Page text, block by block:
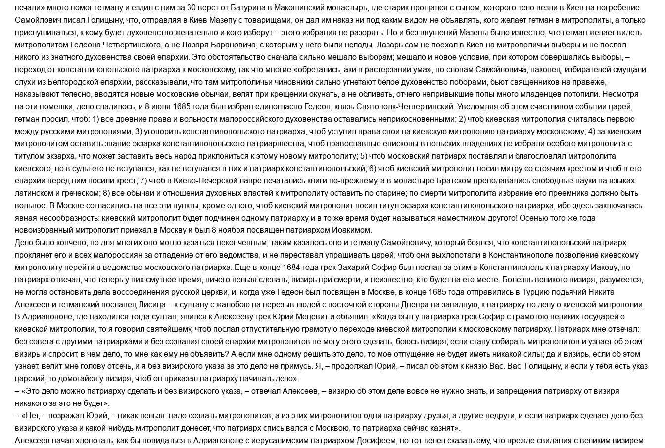
печали» много помог гетману и ездил с ним за 30 верст от Батурина в Макошинский монастырь, где старик прощался с сыном, которого тело везли в Киев на погребение.
Самойлович писал Голицыну, что, отправляя в Киев Мазепу с товарищами, он дал им наказ ни под каким видом не объявлять, кого желает гетман в митрополиты, а только
прислушиваться, к кому будет духовенство желательно и кого изберут – этого избрания не разорять. Но и без внушений Мазепы было известно, что гетман желает видеть
митрополитом Гедеона Четвертинского, а не Лазаря Барановича, с которым у него были нелады. Лазарь сам не поехал в Киев на митрополичьи выборы и не послал
никого из знатного духовенства своей епархии. Это обстоятельство сначала сильно мешало выборам; мешало и новое условие, при котором совершались выборы, –
переход от константинопольского патриарха к московскому, так что многие «обретались, аки в растерзании ума», по словам Самойловича; наконец, избирателей смущали
слухи из Белгородской епархии, рассказывали, что там митрополичьи чиновники сильно угнетают белое духовенство поборами, бьют священников на правеже,
наказывают телесно, вводятся новые московские обычаи, велят при крещении окунать, а не обливать, отчего непривыкшие попы много младенцев потопили. Несмотря
на эти помешки, дело сладилось, и 8 июля 1685 года был избран единогласно Гедеон, князь Святополк-Четвертинский. Уведомляя об этом счастливом событии царей,
гетман просил, чтоб: 1) все древние права и вольности малороссийского духовенства оставались неприкосновенными; 2) чтоб киевская митрополия считалась первою
между русскими митрополиями; 3) уговорить константинопольского патриарха, чтоб уступил права свои на киевскую митрополию патриарху московскому; 4) за киевским
митрополитом оставить звание экзарха константинопольского патриаршества, чтоб православные епископы в польских владениях не избрали особого митрополита с
титулом экзарха, что может заставить весь народ приклониться к этому новому митрополиту; 5) чтоб московский патриарх поставлял и благословлял митрополита
киевского, но в суды его не вступался, как не вступался в них и патриарх константинопольский; 6) чтоб киевский митрополит носил митру со стоячим крестом и чтоб в его
епархии перед ним носили крест; 7) чтоб в Киево-Печерской лавре печатались книги по-прежнему, а в монастыре Братском преподавались свободные науки на языках
латинском и греческом; 8) все обычаи и отношения духовных властей к митрополиту оставить по старине; по смерти митрополита избрание его преемника должно быть
вольное. В Москве согласились на все эти пункты, кроме одного, чтоб киевский митрополит носил титул экзарха константинопольского патриарха, ибо здесь заключалась
явная несообразность: киевский митрополит будет подчинен одному патриарху и в то же время будет называться наместником другого! Осенью того же года
новоизбранный митрополит приехал в Москву и был 8 ноября посвящен патриархом Иоакимом.
Дело было кончено, но для многих оно могло казаться неконченным; таким казалось оно и гетману Самойловичу, который боялся, что константинопольский патриарх
проклянет его и всех малороссиян за отпадение от его ведомства, и не переставал упрашивать царей, чтоб они выхлопотали в Константинополе позволение киевскому
митрополиту перейти в ведомство московского патриарха. Еще в конце 1684 года грек Захарий Софир был послан за этим в Константинополь к патриарху Иакову; но
патриарх отвечал, что теперь у них смутное время, ничего нельзя сделать; визирь при смерти, и неизвестно, кто будет на его месте. Болезнь великого визиря, разумеется,
не могла остановить дела воссоединения русской церкви, и, когда уже Гедеон был посвящен в Москве, в конце 1685 года отправились в Турцию подьячий Никита
Алексеев и гетманский посланец Лисица – к султану с жалобою на перезыв людей с восточной стороны Днепра на западную, к патриарху по делу о киевской митрополии.
В Адрианополе, где находился тогда султан, явился к Алексееву грек Юрий Мецевит и объявил: «Когда был у патриарха грек Софир с грамотою великих государей о
киевской митрополии, то я говорил святейшему, чтоб послал отпустительную грамоту о переходе киевской митрополии к московскому патриарху. Патриарх мне отвечал:
без совета с другими патриархами и без созвания своей епархии митрополитов не могу этого сделать, боюсь визиря; если стану собирать митрополитов и узнает об этом
визирь и спросит, в чем дело, то мне как ему не объявить? А если мне одному решить это дело, то мое отпущение не будет иметь никакой силы; да и визирь, если об этом
узнает, велит мне голову отсечь, и я без визирского указа за это дело не примусь. Я, – продолжал Юрий, – писал об этом к князю Вас. Вас. Голицыну, и если у тебя есть указ
царский, то домогайся у визиря, чтоб он приказал патриарху начинать дело».
– «Это дело можно патриарху сделать и без визирского указа, – отвечал Алексеев, – визирю об этом деле вовсе не нужно знать, и запрещения патриарху от визиря
никакого за это не будет».
– «Нет, – возражал Юрий, – никак нельзя: надо созвать митрополитов, а из этих митрополитов одни патриарху друзья, а другие недруги, и если патриарх сделает дело без
визирского указа и какой-нибудь митрополит донесет, что патриарх списывался с Москвою, то патриарха сейчас казнят».
Алексеев начал хлопотать, как бы повидаться в Адрианополе с иерусалимским патриархом Досифеем; но тот велел сказать ему, что прежде свидания с великим визирем